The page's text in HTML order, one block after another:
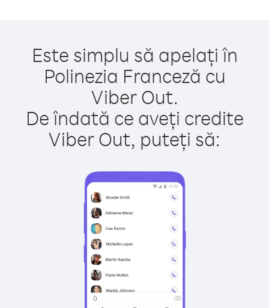
Este simplu să apelați în
Polinezia Franceză cu
Viber Out.
De îndată ce aveți credite
Viber Out, puteți să: